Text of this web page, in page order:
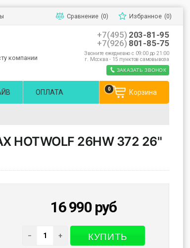
Сравнение (0) Избранное (0)
компании
+7(495) 203-81-95
+7(926) 801-85-75
Звоните ежедневно с 09:00 до 21:00
г. Москва - 15 пунктов самовывоза
ЗАКАЗАТЬ ЗВОНОК
ОПЛАТА Корзина
0
26HW 372 26"
16 990 руб
− + КУПИТЬ